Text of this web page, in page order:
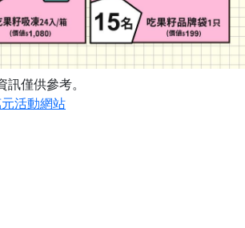
僅供參考。
活動網站